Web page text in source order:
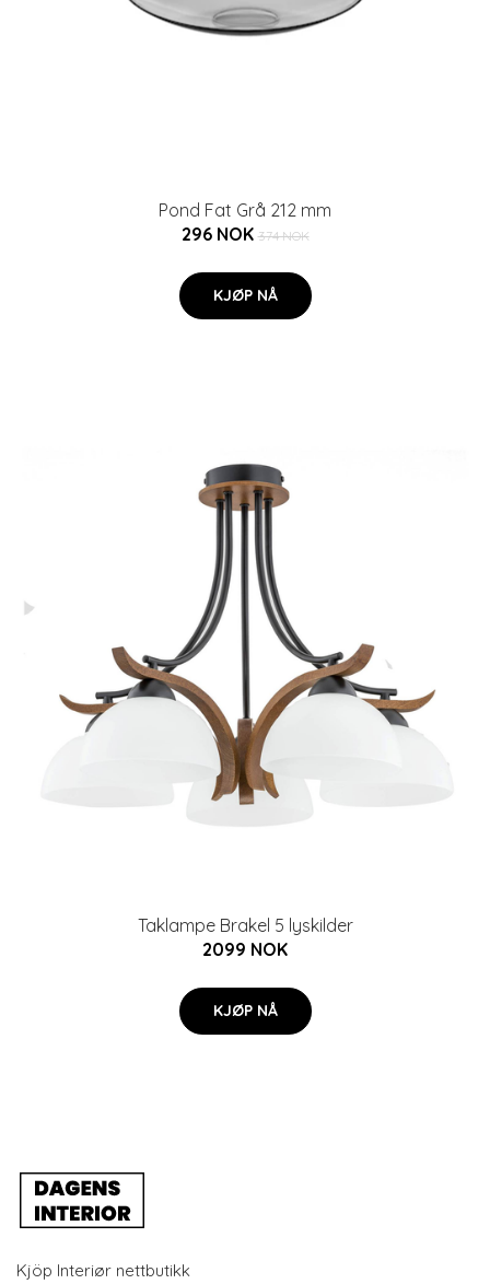
Pond Fat Grå 212 mm
296 NOK 374 NOK
KJØP NÅ
Taklampe Brakel 5 lyskilder
2099 NOK
KJØP NÅ
Kjöp Interiør nettbutikk